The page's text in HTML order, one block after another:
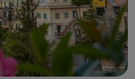
da voi.